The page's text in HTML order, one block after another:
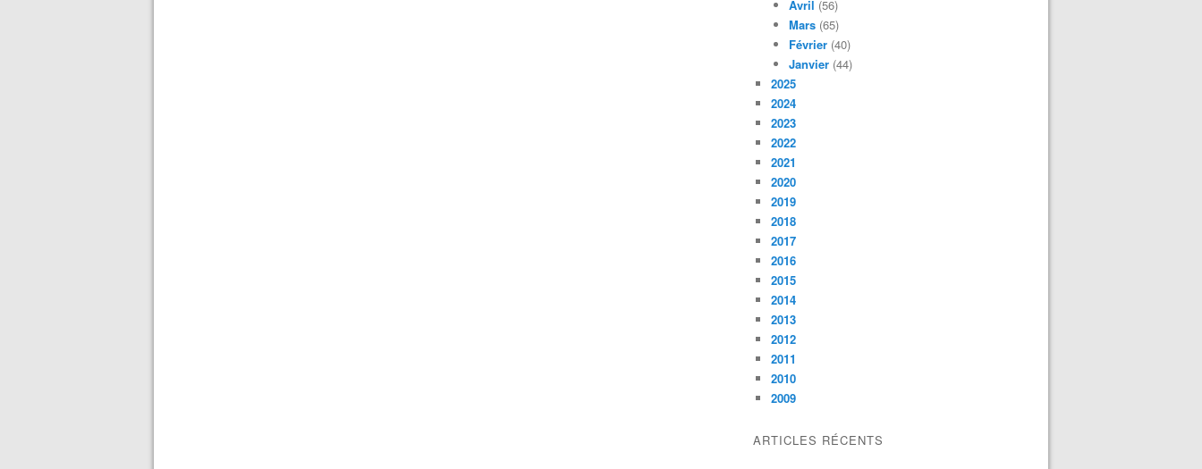
Avril (56)
Mars (65)
Février (40)
Janvier (44)
2025
2024
2023
2022
2021
2020
2019
2018
2017
2016
2015
2014
2013
2012
2011
2010
2009
ARTICLES RÉCENTS